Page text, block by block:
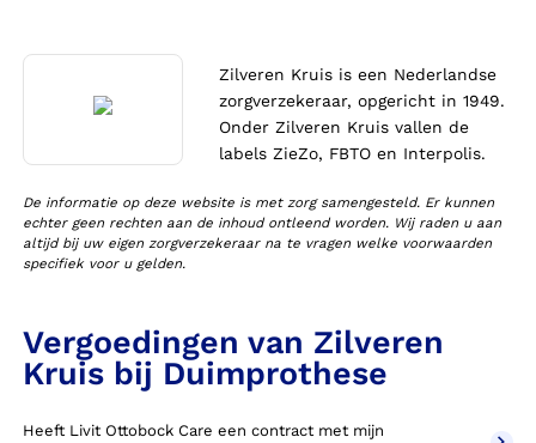
Zilveren Kruis is een Nederlandse
zorgverzekeraar, opgericht in 1949.
Onder Zilveren Kruis vallen de
labels ZieZo, FBTO en Interpolis.
De informatie op deze website is met zorg samengesteld. Er kunnen
echter geen rechten aan de inhoud ontleend worden. Wij raden u aan
altijd bij uw eigen zorgverzekeraar na te vragen welke voorwaarden
specifiek voor u gelden.
Vergoedingen van Zilveren
Kruis bij Duimprothese
Heeft Livit Ottobock Care een contract met mijn